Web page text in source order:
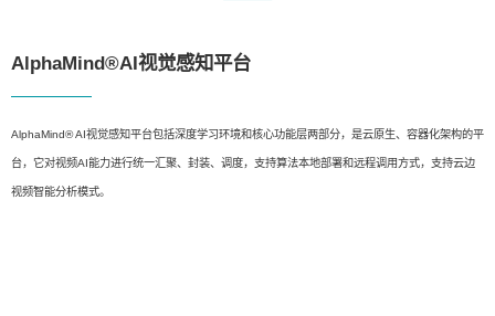
AlphaMind®AI视觉感知平台
AlphaMind® AI视觉感知平台包括深度学习环境和核心功能层两部分，是云原生、容器化架构的平
台，它对视频AI能力进行统一汇聚、封装、调度，支持算法本地部署和远程调用方式，支持云边
视频智能分析模式。